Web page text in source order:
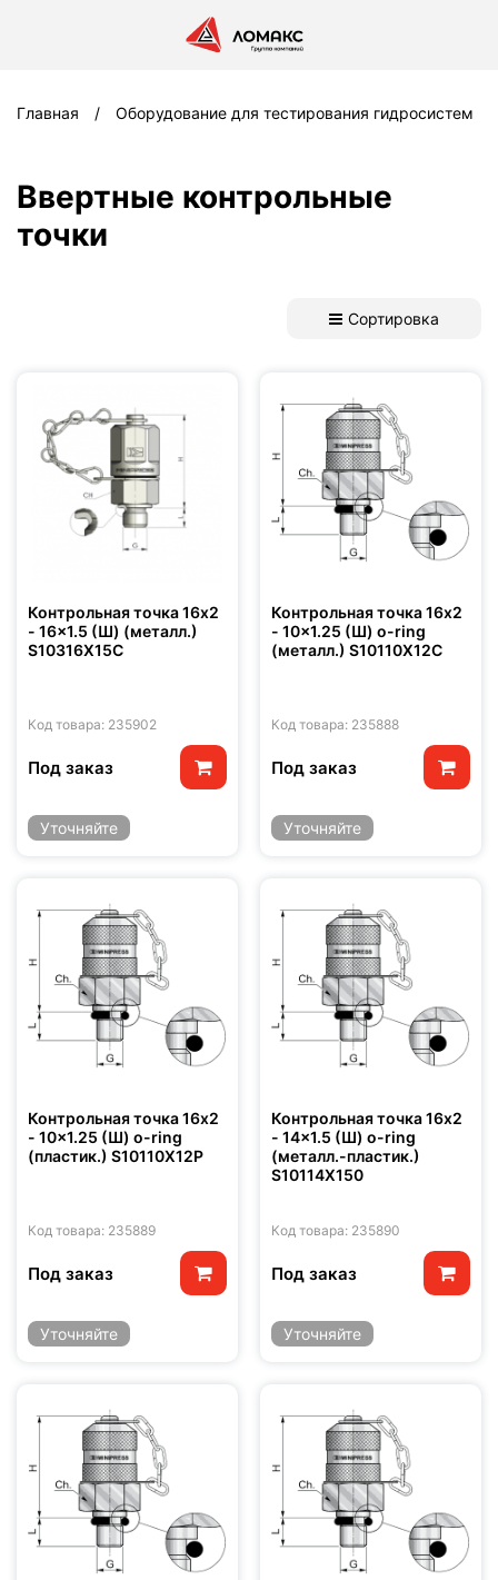
Главная Оборудование для тестирования гидросистем
Ввертные контрольные
точки
Сортировка
Контрольная точка 16x2
- 16x1.5 (Ш) (металл.)
S10316X15C
Код товара: 235902
Под заказ
Уточняйте
Контрольная точка 16x2
- 10x1.25 (Ш) o-ring
(металл.) S10110X12C
Код товара: 235888
Под заказ
Уточняйте
Контрольная точка 16x2
- 10x1.25 (Ш) o-ring
(пластик.) S10110X12P
Код товара: 235889
Под заказ
Уточняйте
Контрольная точка 16x2
- 14x1.5 (Ш) o-ring
(металл.-пластик.)
S10114X150
Код товара: 235890
Под заказ
Уточняйте